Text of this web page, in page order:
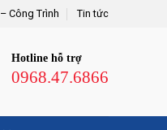
Công Trình Tin tức
Hotline hỗ trợ
0968.47.6866